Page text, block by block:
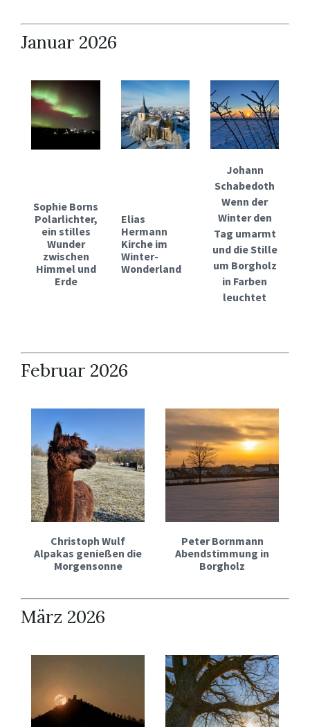
Januar 2026
Sophie Borns
Polarlichter,
ein stilles
Wunder
zwischen
Himmel und
Erde
Elias
Hermann
Kirche im
Winter-
Wonderland
Johann
Schabedoth
Wenn der
Winter den
Tag umarmt
und die Stille
um Borgholz
in Farben
leuchtet
Februar 2026
Christoph Wulf
Alpakas genießen die
Morgensonne
Peter Bornmann
Abendstimmung in
Borgholz
März 2026